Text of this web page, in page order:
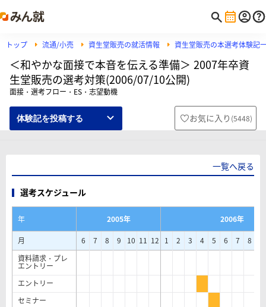
トップ 流通/小売 資生堂販売の就活情報 資生堂販売の本選考体験記
＜和やかな面接で本音を伝える準備＞ 2007年卒資
生堂販売の選考対策(2006/07/10公開)
面接・選考フロー・ES・志望動機
体験記を投稿する お気に入り (5448)
一覧へ戻る
選考スケジュール
年 2005年
2006年
月
6 7 8 9 10 11 12 1 2 3 4 5 6 7 8
資料請求・プレ
エントリー
エントリー
セミナー